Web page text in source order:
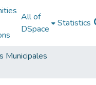
All of
DSpace
Statistics
Municipales